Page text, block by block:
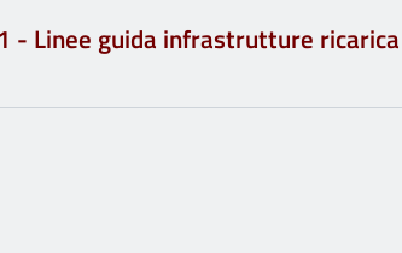
Linee guida infrastrutture ricarica